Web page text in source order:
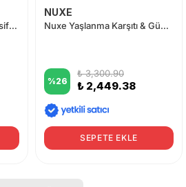
Uriage Age Absolu Redensifying Sleeping Mask 50 ml
NUXE
Nuxe Yaşlanma Karşıtı & Güneş Koruyucu Bakım Seti
%26
₺ 3,300.90
₺ 2,449.38
SEPETE EKLE